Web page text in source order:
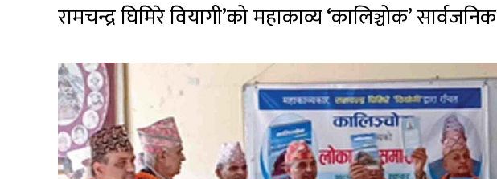
रामचन्द्र घिमिरे वियागी’को महाकाव्य ‘कालिञ्चोक’ सार्वजनिक